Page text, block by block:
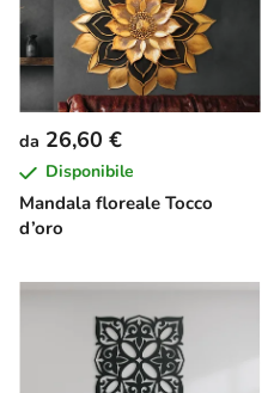
Mandala floreale Tocco
d’oro
da 26,60 €
Disponibile